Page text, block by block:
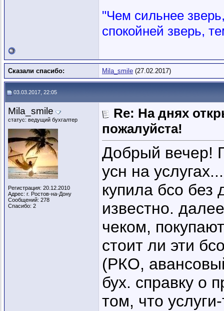
"Чем сильнее
спокойней зверь,
Сказали спасибо: Mila_smile (27.02.2017)
03.03.2017, 22:05
Mila_smile
статус: ведущий бухгалтер
Регистрация: 20.12.2010
Адрес: г. Ростов-на-Дону
Сообщений: 278
Спасибо: 2
Re: На днях
пожалуйста!
Добрый вечер!
усн на
купила бсо без
известно.
чеком,
стоит ли эти
(РКО,
бух. справку о
том, что